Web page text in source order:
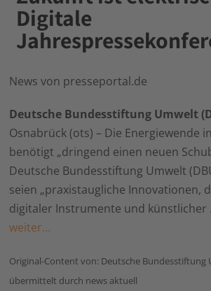
Digitale
News von presseportal.de
Deutsche Bundesstiftung Umwelt
Osnabrück (ots) – Die Energiewende
benötigt „dringend einen neuen
Deutsche Bundesstiftung Umwelt
seien „praxistaugliche Innovationen,
digitaler Instrumente und künstlicher
weiter…
Original-Content von: Deutsche Bundesstiftung
übermittelt durch news aktuell